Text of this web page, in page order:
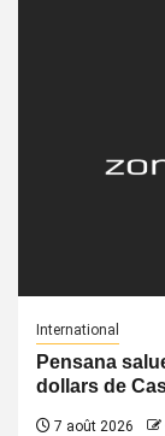
International
Pensana
dollars de
7 août 2026